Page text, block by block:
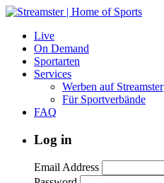
Live
On Demand
Sportarten
Services
Werben auf Streamster
Für Sportverbände
FAQ
Log in
Email Address